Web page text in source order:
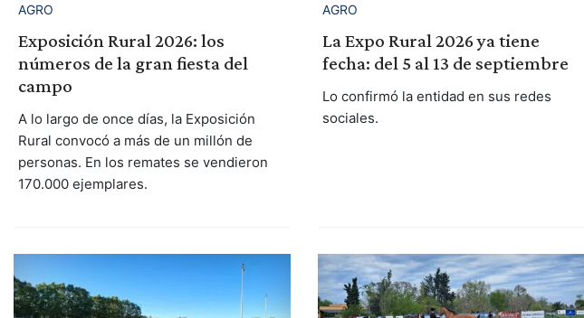
AGRO
Exposición Rural 2026: los
números de la gran fiesta del
campo
A lo largo de once días, la Exposición
Rural convocó a más de un millón de
personas. En los remates se vendieron
170.000 ejemplares.
AGRO
La Expo Rural 2026 ya tiene
fecha: del 5 al 13 de septiembre
Lo confirmó la entidad en sus redes
sociales.